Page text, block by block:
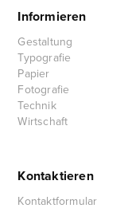
Informieren
Gestaltung
Typografie
Papier
Fotografie
Technik
Wirtschaft
Kontaktieren
Kontaktformular